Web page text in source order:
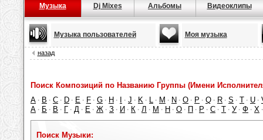
Музыка Dj Mixes Альбомы Видеоклипы
Музыка пользователей Моя музыка
назад
Поиск Композиций по Названию Группы (Имени
A · B · C · D · E · F · G · H · · J · K · L · M · N · O · P · Q · R · S · T · U ·
А · Б · В · Г · Д · Е · Ж · З · И · К · Л · М · Н · О · П · Р · С · Т · У · Ф · Х
Поиск Музыки: